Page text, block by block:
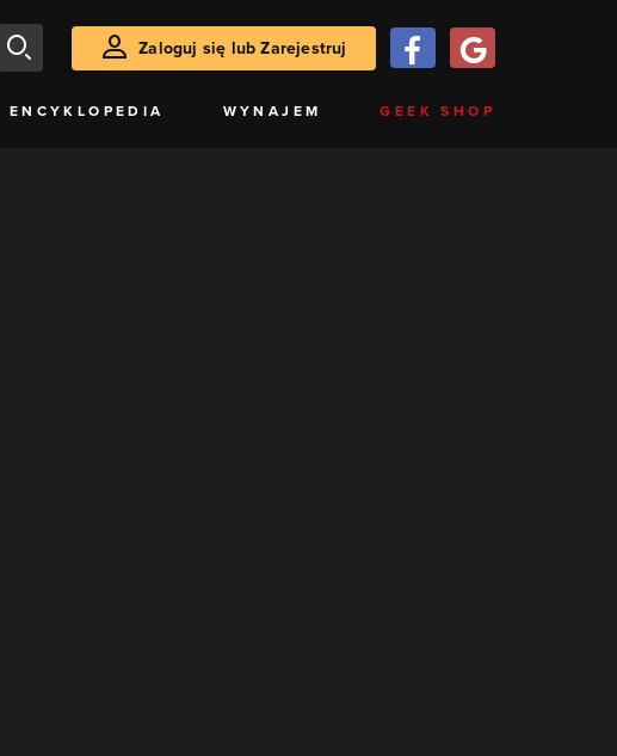
Zaloguj się lub Zarejestruj
ENCYKLOPEDIA WYNAJEM GEEK SHOP